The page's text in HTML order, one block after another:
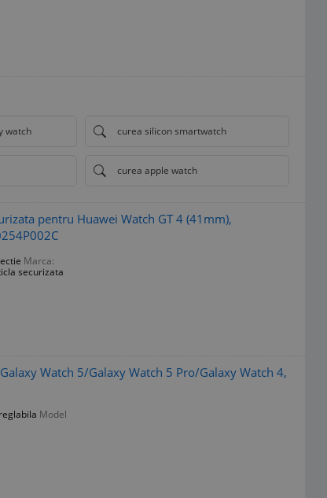
watch curea silicon smartwatch
curea apple watch
pentru Huawei Watch GT 4 (41mm),
Marca:
securizata
Watch 5/Galaxy Watch 5 Pro/Galaxy Watch 4,
Model